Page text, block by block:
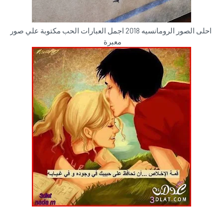
احلى الصور الرومانسيه 2018 اجمل العبارات الحب مكتوبة علي صور
معبرة